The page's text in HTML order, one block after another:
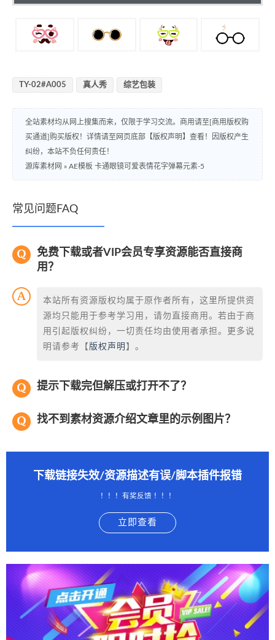
TY-02#A005 真人秀 综艺包装
全站素材均从网上搜集而来，仅限于学习交流。商用请至[商用版权购
买通道]购买版权！详情请至网页底部【版权声明】查看！因版权产生
纠纷，本站不负任何责任！
源库素材网 » AE模板 卡通眼镜可爱表情花字弹幕元素-5
常见问题FAQ
免费下载或者VIP会员专享资源能否直接商
用？
本站所有资源版权均属于原作者所有，这里所提供资
源均只能用于参考学习用，请勿直接商用。若由于商
用引起版权纠纷，一切责任均由使用者承担。更多说
明请参考【 版权声明 】。
提示下载完但解压或打开不了？
找不到素材资源介绍文章里的示例图片？
下载链接失效/资源描述有误/脚本插件报错
！！！有奖反馈 ！！！
立即查看